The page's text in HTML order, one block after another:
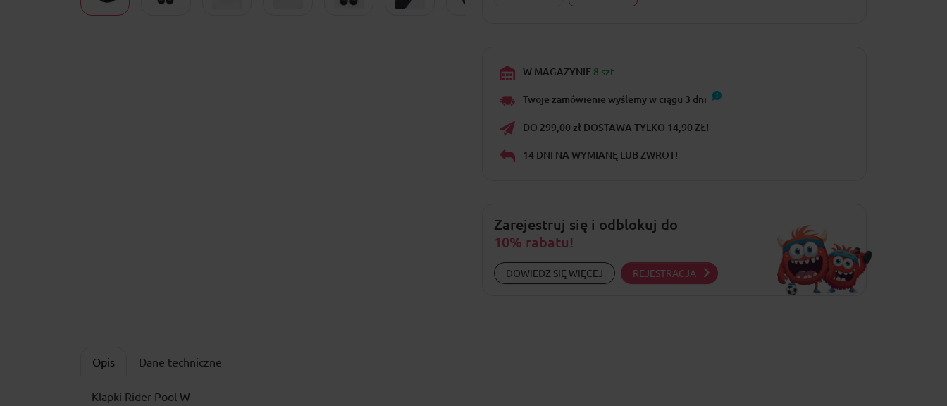
W MAGAZYNIE 8 szt.
Twoje zamówienie wyślemy w ciągu 3 dni
DO 299,00 zł DOSTAWA TYLKO 14,90 ZŁ!
14 DNI NA WYMIANĘ LUB ZWROT!
Zarejestruj się i odblokuj do
10% rabatu!
DOWIEDZ SIĘ WIĘCEJ REJESTRACJA
Opis Dane techniczne
Klapki Rider Pool W